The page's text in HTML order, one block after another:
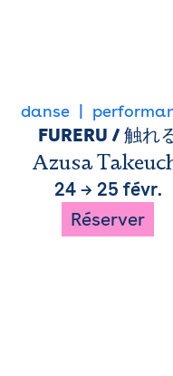
danse
FURERU / 触れ
Azusa
24→ 25 févr.
Réserver